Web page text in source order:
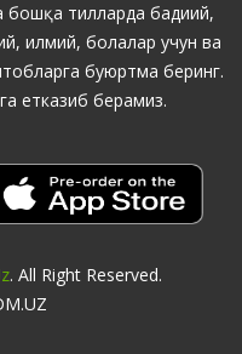
бошқа тилларда бадиий,
илмий, болалар учун ва
буюртма беринг.
етказиб берамиз.
. All Right Reserved.